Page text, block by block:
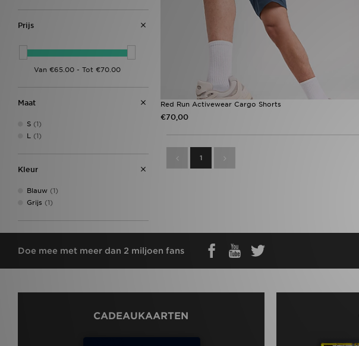
Dickies
Ed Hardy(1)
Jordan(16)
Lacoste
Lorenzo
McKenzie
Napapijri
New Era(2)
Nike (107)
Reebok(9)
(24)
Prijs
Maat
S (1)
L
(1)
Kleur
Blauw (1)
Grijs (1)
Red Run Activewear Cargo Shorts
€70,00
1
Doe mee met meer dan 2 miljoen fans
CADEAUKAARTEN